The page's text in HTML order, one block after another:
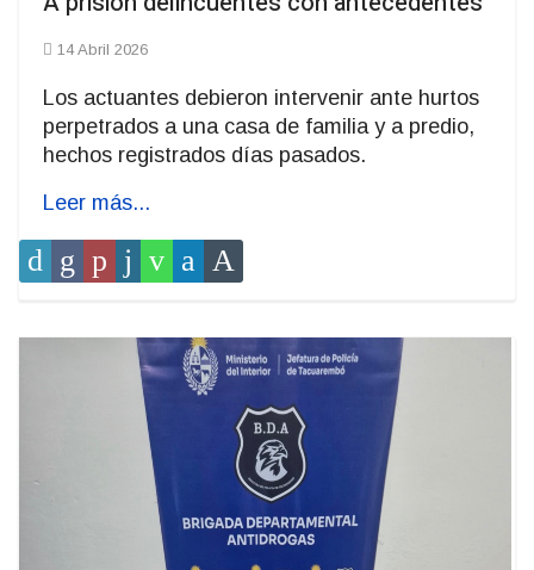
14 Abril 2026
Los actuantes debieron intervenir ante hurtos
perpetrados a una casa de familia y a predio,
hechos registrados días pasados.
Leer más...